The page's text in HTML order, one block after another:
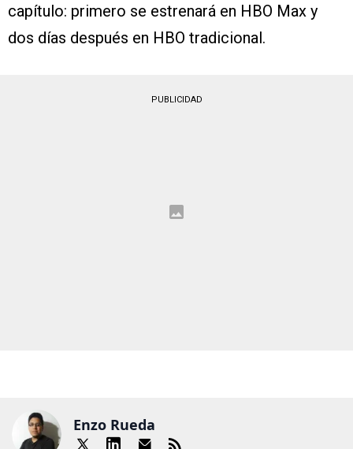
capítulo: primero se estrenará en HBO Max y
dos días después en HBO tradicional.
PUBLICIDAD
Enzo Rueda